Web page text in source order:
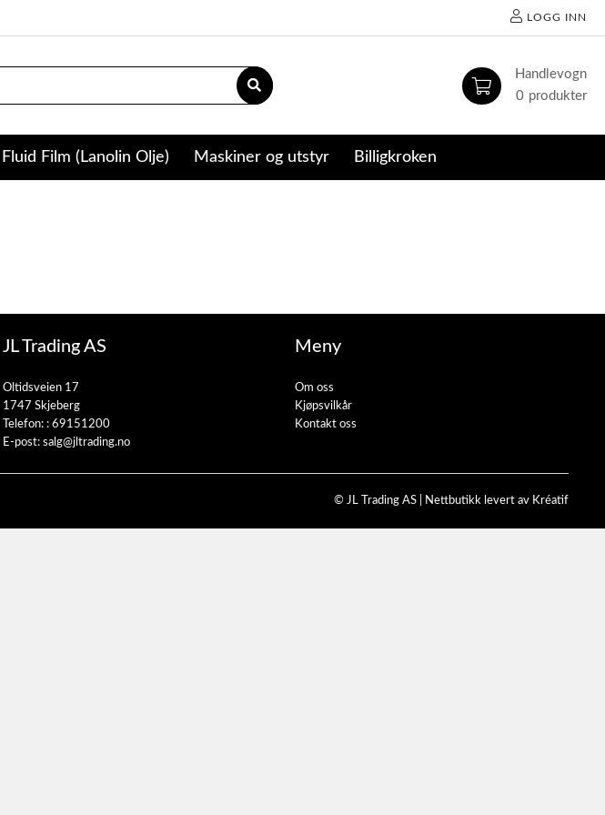
LOGG INN
0
Fluid Film (Lanolin Olje) Maskiner og utstyr Billigkroken
JL Trading AS
Oltidsveien 17
1747 Skjeberg
Telefon: : 69151200
E-post: salg@jltrading.no
Meny
Om oss
Kjøpsvilkår
Kontakt oss
© JL Trading AS | Nettbutikk levert av Kréatif